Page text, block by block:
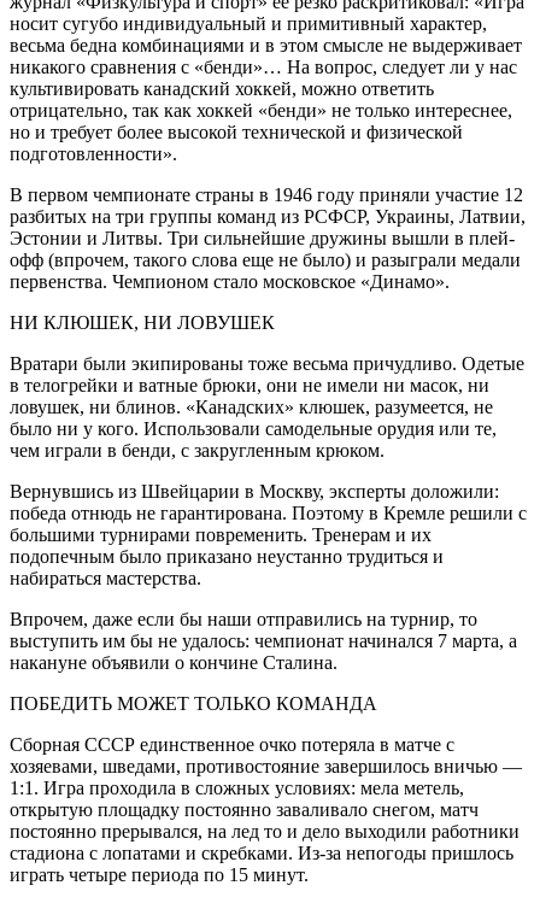
носит сугубо индивидуальный и примитивный характер,
весьма бедна комбинациями и в этом смысле не выдерживает
никакого сравнения с «бенди»… На вопрос, следует ли у нас
культивировать канадский хоккей, можно ответить
отрицательно, так как хоккей «бенди» не только интереснее,
но и требует более высокой технической и физической
подготовленности».
В первом чемпионате страны в 1946 году приняли участие 12
разбитых на три группы команд из РСФСР, Украины, Латвии,
Эстонии и Литвы. Три сильнейшие дружины вышли в плей-
офф (впрочем, такого слова еще не было) и разыграли медали
первенства. Чемпионом стало московское «Динамо».
НИ КЛЮШЕК, НИ ЛОВУШЕК
Вратари были экипированы тоже весьма причудливо. Одетые
в телогрейки и ватные брюки, они не имели ни масок, ни
ловушек, ни блинов. «Канадских» клюшек, разумеется, не
было ни у кого. Использовали самодельные орудия или те,
чем играли в бенди, с закругленным крюком.
Вернувшись из Швейцарии в Москву, эксперты доложили:
победа отнюдь не гарантирована. Поэтому в Кремле решили с
большими турнирами повременить. Тренерам и их
подопечным было приказано неустанно трудиться и
набираться мастерства.
Впрочем, даже если бы наши отправились на турнир, то
выступить им бы не удалось: чемпионат начинался 7 марта, а
накануне объявили о кончине Сталина.
ПОБЕДИТЬ МОЖЕТ ТОЛЬКО КОМАНДА
Сборная СССР единственное очко потеряла в матче с
хозяевами, шведами, противостояние завершилось вничью —
1:1. Игра проходила в сложных условиях: мела метель,
открытую площадку постоянно заваливало снегом, матч
постоянно прерывался, на лед то и дело выходили работники
стадиона с лопатами и скребками. Из-за непогоды пришлось
играть четыре периода по 15 минут.